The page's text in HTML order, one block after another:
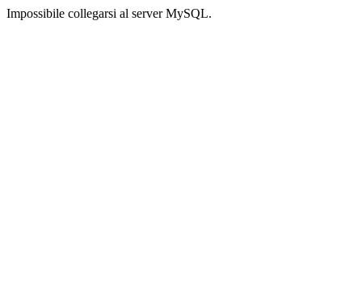
Impossibile collegarsi al server MySQL.